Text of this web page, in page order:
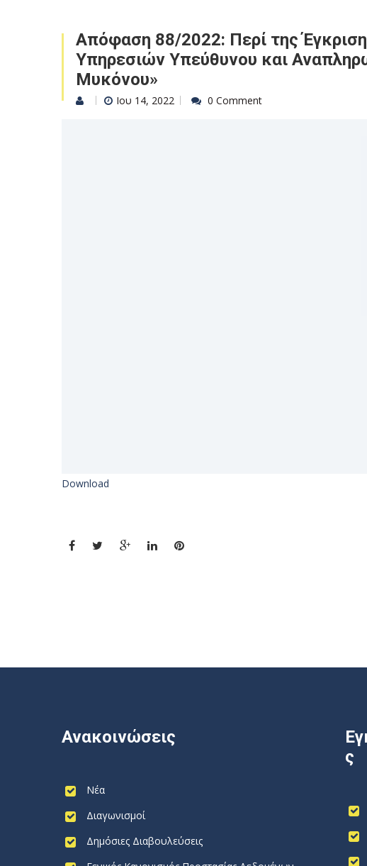
Απόφαση 88/2022: Περί της
Υπηρεσιών Υπεύθυνου και
Μυκόνου»
Ιου 14, 2022 0 Comment
Download
Ανακοινώσεις
Νέα
Διαγωνισμοί
Δημόσιες Διαβουλεύσεις
ς